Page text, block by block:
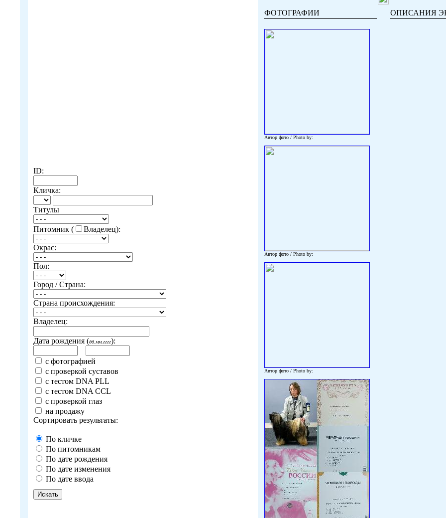
ID:
Кличка:
Титулы
Питомник ( Владелец):
Окрас:
Пол:
Город / Страна:
Страна происхождения:
Владелец:
Дата рождения (дд.мм.гггг):
с фотографией
с проверкой суставов
с тестом DNA PLL
с тестом DNA CCL
с проверкой глаз
на продажу
Сортировать результаты:
По кличке
По питомникам
По дате рождения
По дате изменения
По дате ввода
ФОТОГРАФИИ
Автор фото / Photo by:
Автор фото / Photo by:
Автор фото / Photo by:
ОПИСАНИЯ